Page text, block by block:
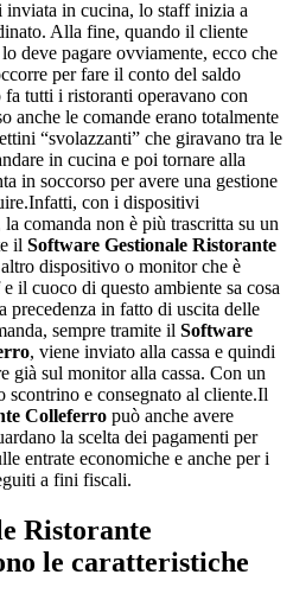
inviata in cucina, lo staff inizia a
Alla fine, quando il cliente
deve pagare ovviamente, ecco che
per fare il conto del saldo
tutti i ristoranti operavano con
anche le comande erano totalmente
“svolazzanti” che giravano tra le
in cucina e poi tornare alla
in soccorso per avere una gestione
con i dispositivi
comanda non è più trascritta su un
il Software Gestionale Ristorante
dispositivo o monitor che è
il cuoco di questo ambiente sa cosa
precedenza in fatto di uscita delle
sempre tramite il Software
, viene inviato alla cassa e quindi
già sul monitor alla cassa. Con un
e consegnato al cliente.Il
Colleferro può anche avere
la scelta dei pagamenti per
entrate economiche e anche per i
a fini fiscali.
Ristorante
le caratteristiche